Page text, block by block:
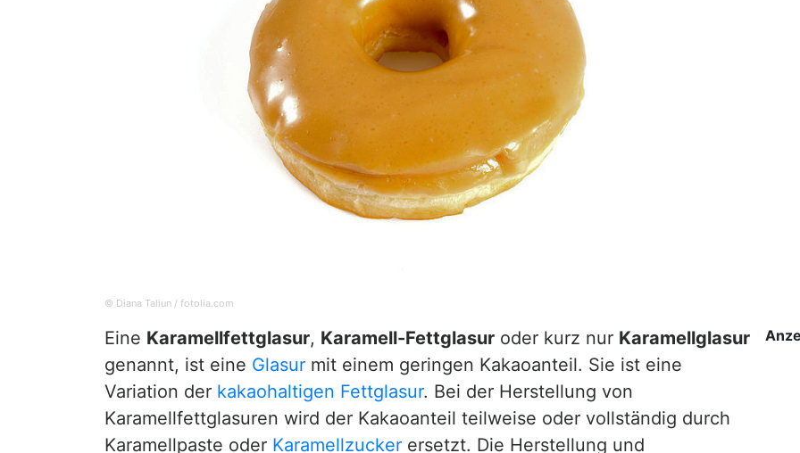
© Diana Taliun / fotolia.com
Eine Karamellfettglasur, Karamell-Fettglasur oder kurz nur Karamellglasur
genannt, ist eine Glasur mit einem geringen Kakaoanteil. Sie ist eine
Variation der kakaohaltigen Fettglasur. Bei der Herstellung von
Karamellfettglasuren wird der Kakaoanteil teilweise oder vollständig durch
Karamellpaste oder Karamellzucker ersetzt. Die Herstellung und